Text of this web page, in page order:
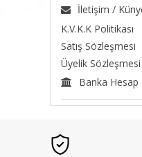
İletişim /
K.V.K.K Politikası
Satış Sözleşmesi
Üyelik Sözleşmesi
Banka Hesap